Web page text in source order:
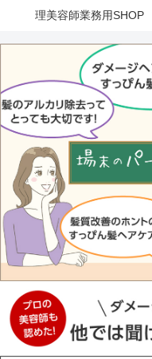
理美容師業務用SHOP